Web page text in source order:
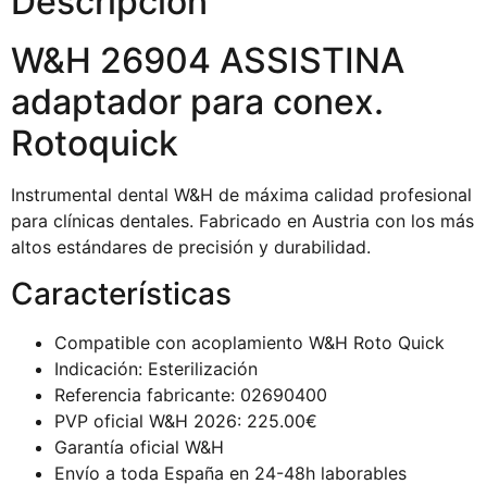
W&H 26904 ASSISTINA
adaptador para conex.
Rotoquick
Instrumental dental W&H de máxima calidad profesional
para clínicas dentales. Fabricado en Austria con los más
altos estándares de precisión y durabilidad.
Características
Compatible con acoplamiento W&H Roto Quick
Indicación: Esterilización
Referencia fabricante: 02690400
PVP oficial W&H 2026: 225.00€
Garantía oficial W&H
Envío a toda España en 24-48h laborables